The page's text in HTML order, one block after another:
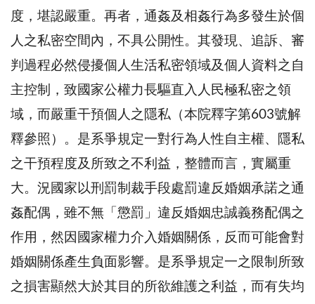
度，堪認嚴重。再者，通姦及相姦行為多發生於個
人之私密空間內，不具公開性。其發現、追訴、審
判過程必然侵擾個人生活私密領域及個人資料之自
主控制，致國家公權力長驅直入人民極私密之領
域，而嚴重干預個人之隱私（本院釋字第603號解
釋參照）。是系爭規定一對行為人性自主權、隱私
之干預程度及所致之不利益，整體而言，實屬重
大。況國家以刑罰制裁手段處罰違反婚姻承諾之通
姦配偶，雖不無「懲罰」違反婚姻忠誠義務配偶之
作用，然因國家權力介入婚姻關係，反而可能會對
婚姻關係產生負面影響。是系爭規定一之限制所致
之損害顯然大於其目的所欲維護之利益，而有失均